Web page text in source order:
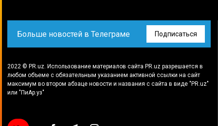
Больше новостей в Телеграме Подписаться
2022 © PR.uz. Использование материалов сайта PR.uz разрешается в
любом объеме с обязательным указанием активной ссылки на сайт
максимум во втором абзаце новости и названия с сайта в виде "PR.uz"
или "ПиАр.уз"